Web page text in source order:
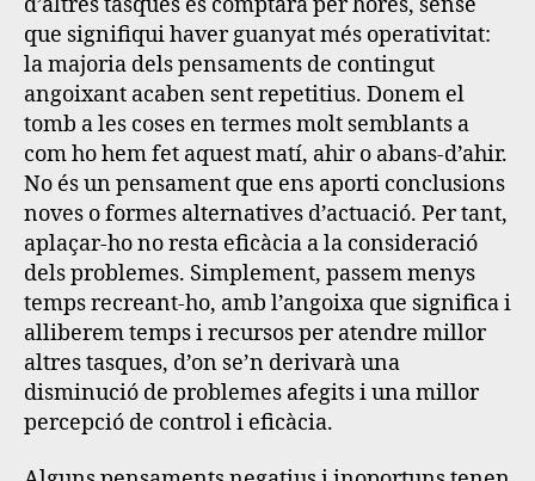
que signifiqui haver guanyat més operativitat:
la majoria dels pensaments de contingut
angoixant acaben sent repetitius. Donem el
tomb a les coses en termes molt semblants a
com ho hem fet aquest matí, ahir o abans-d’ahir.
No és un pensament que ens aporti conclusions
noves o formes alternatives d’actuació. Per tant,
aplaçar-ho no resta eficàcia a la consideració
dels problemes. Simplement, passem menys
temps recreant-ho, amb l’angoixa que significa i
alliberem temps i recursos per atendre millor
altres tasques, d’on se’n derivarà una
disminució de problemes afegits i una millor
percepció de control i eficàcia.